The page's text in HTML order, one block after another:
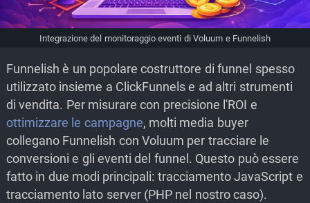
Integrazione del monitoraggio eventi di Voluum e Funnelish
Funnelish è un popolare costruttore di funnel spesso
utilizzato insieme a ClickFunnels e ad altri strumenti
di vendita. Per misurare con precisione l'ROI e
ottimizzare le campagne, molti media buyer
collegano Funnelish con Voluum per tracciare le
conversioni e gli eventi del funnel. Questo può essere
fatto in due modi principali: tracciamento JavaScript e
tracciamento lato server (PHP nel nostro caso).